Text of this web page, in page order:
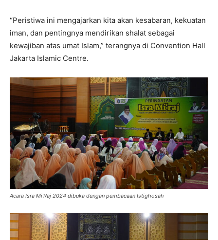
“Peristiwa ini mengajarkan kita akan kesabaran, kekuatan
iman, dan pentingnya mendirikan shalat sebagai
kewajiban atas umat Islam,” terangnya di Convention Hall
Jakarta Islamic Centre.
Acara Isra Mi’Raj 2024 dibuka dengan pembacaan Istighosah